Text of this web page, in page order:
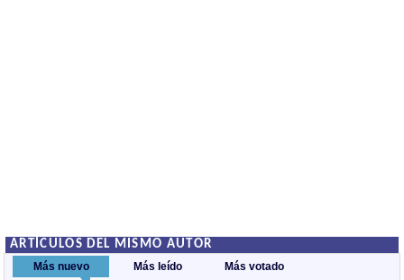
ARTÍCULOS DEL MISMO AUTOR
Más nuevo Más leído Más votado